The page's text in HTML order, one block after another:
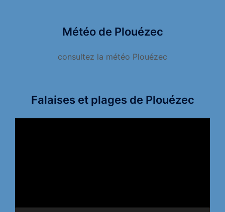
Météo de Plouézec
consultez la météo Plouézec
Falaises et plages de Plouézec